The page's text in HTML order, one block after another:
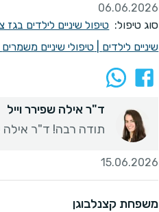
06.06.2026
סוג טיפול: טיפול שיניים לילדים בגז
שיניים לילדים
טיפולי שיניים משמרים
ד"ר אילה שפירר וייל
תודה רבה! ד"ר אילה
15.06.2026
משפחת קצנלבוגן